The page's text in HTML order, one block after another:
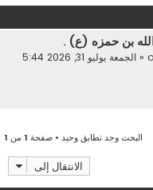
بن حمزه (ع) .
«
الجمعة يوليو 31, 2026 5:44
البحث وجد تطابق وحيد • صفحة 1 من 1
الانتقال إلى